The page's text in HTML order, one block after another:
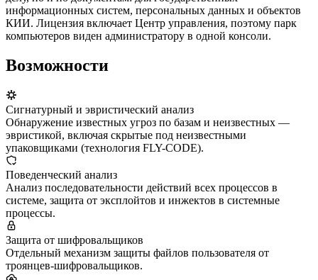
информационных систем, персональных данных и объектов
КИИ. Лицензия включает Центр управления, поэтому парк
компьютеров виден администратору в одной консоли.
Возможности
Сигнатурный и эвристический анализ
Обнаружение известных угроз по базам и неизвестных —
эвристикой, включая скрытые под неизвестными
упаковщиками (технология FLY-CODE).
Поведенческий анализ
Анализ последовательности действий всех процессов в
системе, защита от эксплойтов и инжектов в системные
процессы.
Защита от шифровальщиков
Отдельный механизм защиты файлов пользователя от
троянцев-шифровальщиков.